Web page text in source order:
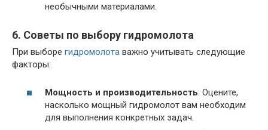
необычными материалами.
6. Советы по выбору гидромолота
При выборе гидромолота важно учитывать следующие
факторы:
Мощность и производительность: Оцените,
насколько мощный гидромолот вам необходим
для выполнения конкретных задач.